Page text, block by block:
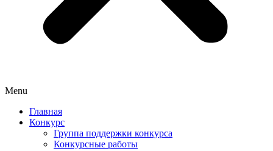
Menu
Главная
Конкурс
Группа поддержки конкурса
Конкурсные работы